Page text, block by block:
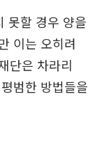
못할 경우 양을
이는 오히려
단은 차라리
범한 방법들을